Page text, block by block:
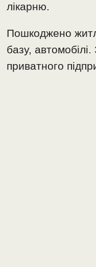
лікарню.
Пошкоджено
базу,
приватного